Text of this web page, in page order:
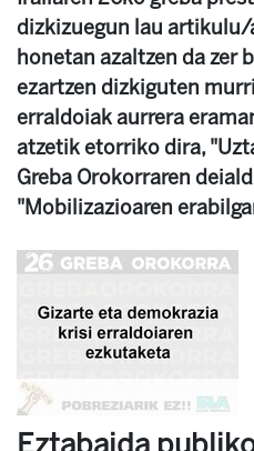
dizkizuegun lau artikulu/
honetan azaltzen da zer
ezartzen dizkiguten
erraldoiak aurrera
atzetik etorriko dira,
Greba Orokorraren
"Mobilizazioaren